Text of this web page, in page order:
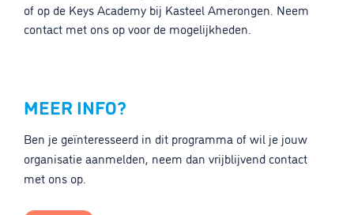
of op de Keys Academy bij Kasteel Amerongen. Neem
contact met ons op voor de mogelijkheden.
MEER INFO?
Ben je geïnteresseerd in dit programma of wil je jouw
organisatie aanmelden, neem dan vrijblijvend contact
met ons op.